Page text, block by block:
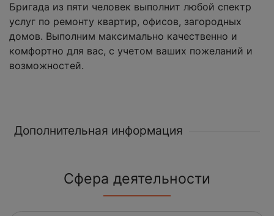
Бригада из пяти человек выполнит любой спектр
услуг по ремонту квартир, офисов, загородных
домов. Выполним максимально качественно и
комфортно для вас, с учетом ваших пожеланий и
возможностей.
Дополнительная информация
Сфера деятельности